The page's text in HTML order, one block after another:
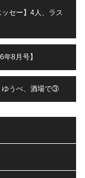
ッセー】4人、ラス
8月号】
ゆうべ、酒場で③